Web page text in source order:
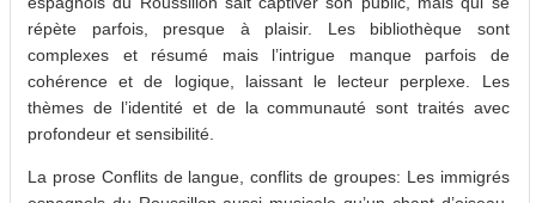
répète parfois, presque à plaisir. Les bibliothèque sont
complexes et résumé mais l’intrigue manque parfois de
cohérence et de logique, laissant le lecteur perplexe. Les
thèmes de l’identité et de la communauté sont traités avec
profondeur et sensibilité.
La prose Conflits de langue, conflits de groupes: Les immigrés